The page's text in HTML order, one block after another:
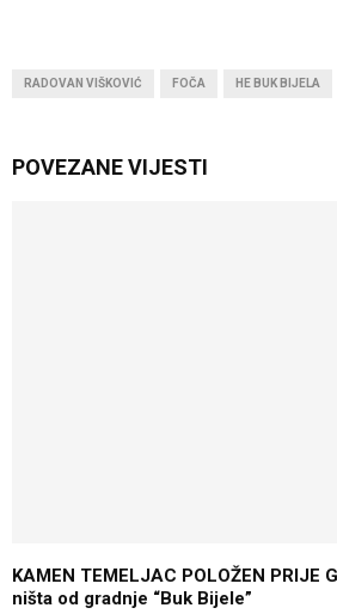
RADOVAN VIŠKOVIĆ FOČA HE BUK BIJELA
POVEZANE VIJESTI
KAMEN TEMELJAC POLOŽEN PRIJE
ništa od gradnje “Buk Bijele”